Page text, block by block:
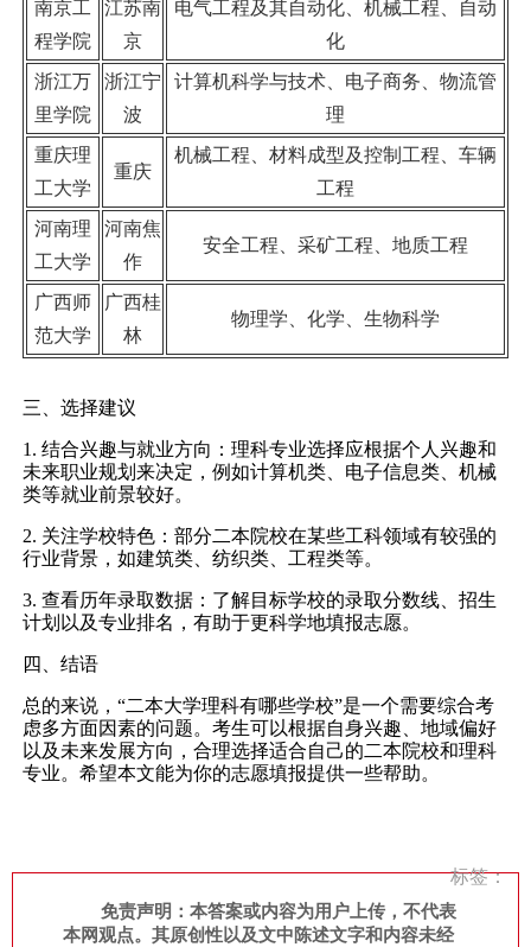
南京工
程学院
江苏南
京
电气工程及其自动化、机械工程、自动
化
浙江万
里学院
浙江宁
波
计算机科学与技术、电子商务、物流管
理
重庆理
工大学
重庆
机械工程、材料成型及控制工程、车辆
工程
河南理
工大学
河南焦
作
安全工程、采矿工程、地质工程
广西师
范大学
广西桂
林
物理学、化学、生物科学
三、选择建议
1. 结合兴趣与就业方向：理科专业选择应根据个人兴趣和
未来职业规划来决定，例如计算机类、电子信息类、机械
类等就业前景较好。
2. 关注学校特色：部分二本院校在某些工科领域有较强的
行业背景，如建筑类、纺织类、工程类等。
3. 查看历年录取数据：了解目标学校的录取分数线、招生
计划以及专业排名，有助于更科学地填报志愿。
四、结语
总的来说，“二本大学理科有哪些学校”是一个需要综合考
虑多方面因素的问题。考生可以根据自身兴趣、地域偏好
以及未来发展方向，合理选择适合自己的二本院校和理科
专业。希望本文能为你的志愿填报提供一些帮助。
标签：
免责声明：本答案或内容为用户上传，不代表
本网观点。其原创性以及文中陈述文字和内容未经